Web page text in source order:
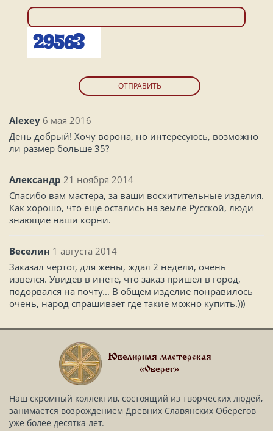
ОТПРАВИТЬ
Alexey 6 мая 2016
День добрый! Хочу ворона, но интересуюсь, возможно
ли размер больше 35?
Александр 21 ноября 2014
Спасибо вам мастера, за ваши восхитительные изделия.
Как хорошо, что еще остались на земле Русской, люди
знающие наши корни.
Веселин 1 августа 2014
Заказал чертог, для жены, ждал 2 недели, очень
извёлся. Увидев в инете, что заказ пришел в город,
подорвался на почту... В общем изделие понравилось
очень, народ спрашивает где такие можно купить.)))
Ювелирная мастерская
«Оберег»
Наш скромный коллектив, состоящий из творческих людей,
занимается возрождением Древних Славянских Оберегов
уже более десятка лет.